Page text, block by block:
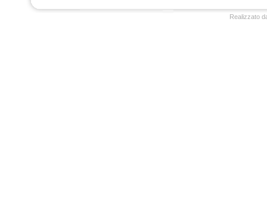
Realizzato